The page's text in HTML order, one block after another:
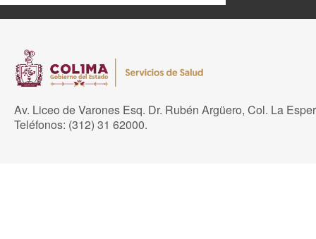
Av. Liceo de Varones Esq. Dr. Rubén Argüero, Col. La
Teléfonos: (312) 31 62000.